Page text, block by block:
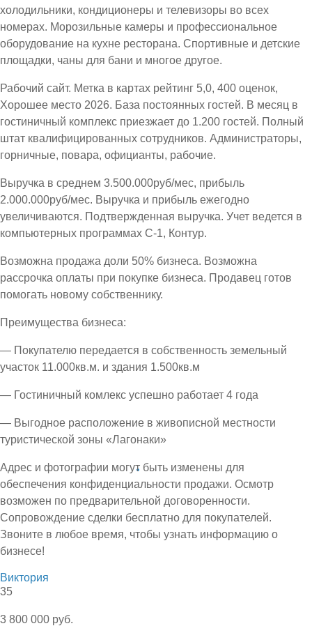
холодильники, кондиционеры и телевизоры во всех
номерах. Морозильные камеры и профессиональное
оборудование на кухне ресторана. Спортивные и детские
площадки, чаны для бани и многое другое.
Рабочий сайт. Метка в картах рейтинг 5,0, 400 оценок,
Хорошее место 2026. База постоянных гостей. В месяц в
гостиничный комплекс приезжает до 1.200 гостей. Полный
штат квалифицированных сотрудников. Администраторы,
горничные, повара, официанты, рабочие.
Выручка в среднем 3.500.000руб/мес, прибыль
2.000.000руб/мес. Выручка и прибыль ежегодно
увеличиваются. Подтвержденная выручка. Учет ведется в
компьютерных программах С-1, Контур.
Возможна продажа доли 50% бизнеса. Возможна
рассрочка оплаты при покупке бизнеса. Продавец готов
помогать новому собственнику.
Преимущества бизнеса:
— Покупателю передается в собственность земельный
участок 11.000кв.м. и здания 1.500кв.м
— Гостиничный комлекс успешно работает 4 года
— Выгодное расположение в живописной местности
туристической зоны «Лагонаки»
Адрес и фотографии могут быть изменены для
обеспечения конфиденциальности продажи. Осмотр
возможен по предварительной договоренности.
Сопровождение сделки бесплатно для покупателей.
Звоните в любое время, чтобы узнать информацию о
бизнесе!
Виктория
35
3 800 000 руб.